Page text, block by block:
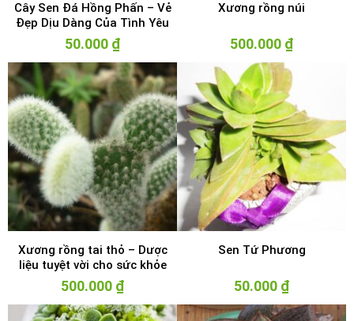
Cây Sen Đá Hồng Phấn – Vẻ
Đẹp Dịu Dàng Của Tình Yêu
50.000 ₫
Xương rồng núi
500.000 ₫
Xương rồng tai thỏ – Dược
liệu tuyệt vời cho sức khỏe
500.000 ₫
Sen Tứ Phương
50.000 ₫